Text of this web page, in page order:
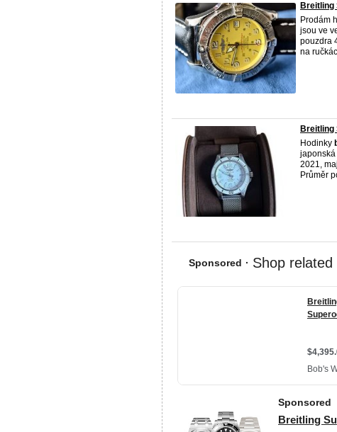
Breitling
Prodám
jsou ve
pouzdra
na
Breitling
Hodinky
japonská
2021,
Průměr